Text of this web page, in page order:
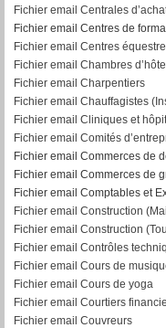
Fichier email Centrales
Fichier email Centres de
Fichier email Centres
Fichier email Chambres
Fichier email Charpentiers
Fichier email Chauffagistes
Fichier email Cliniques et
Fichier email Comités
Fichier email Commerces de
Fichier email Commerces de
Fichier email Comptables et
Fichier email Construction
Fichier email Construction
Fichier email Contrôles
Fichier email Cours de
Fichier email Cours de yoga
Fichier email Courtiers
Fichier email Couvreurs